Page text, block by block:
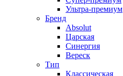
Ультра-премиум
Бренд
Absolut
Царская
Синергия
Вереск
Тип
Классическая